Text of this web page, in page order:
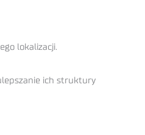
lokalizacji.
ich struktury